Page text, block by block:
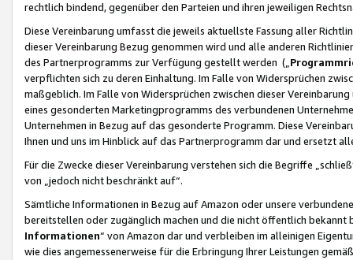
rechtlich bindend, gegenüber den Parteien und ihren jeweiligen
Diese Vereinbarung umfasst die jeweils aktuellste Fassung aller
dieser Vereinbarung Bezug genommen wird und alle anderen
des Partnerprogramms zur Verfügung gestellt werden („
verpflichten sich zu deren Einhaltung. Im Falle von Widersprüchen
maßgeblich. Im Falle von Widersprüchen zwischen dieser
eines gesonderten Marketingprogramms des verbundenen
Unternehmen in Bezug auf das gesonderte Programm. Diese
Ihnen und uns im Hinblick auf das Partnerprogramm dar und ersetzt
Für die Zwecke dieser Vereinbarung verstehen sich die Begriffe
von „jedoch nicht beschränkt auf“.
Sämtliche Informationen in Bezug auf Amazon oder unsere
bereitstellen oder zugänglich machen und die nicht öffentlich
Informationen“ von Amazon dar und verbleiben im alleinigen
wie dies angemessenerweise für die Erbringung Ihrer Leistungen